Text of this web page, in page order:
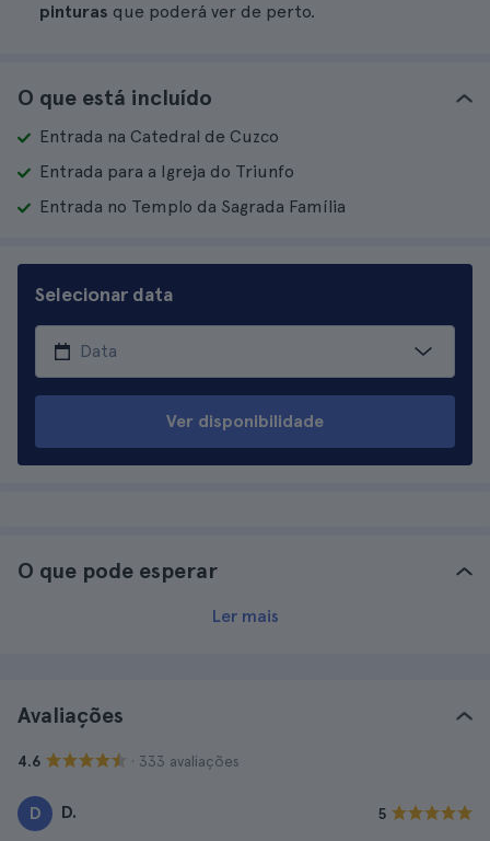
pinturas que poderá ver de perto.
O que está incluído
Entrada na Catedral de Cuzco
Entrada para a Igreja do Triunfo
Entrada no Templo da Sagrada Família
Selecionar data
Ver disponibilidade
O que pode esperar
Ler mais
Avaliações
4.6 · 333 avaliações
D D. 5